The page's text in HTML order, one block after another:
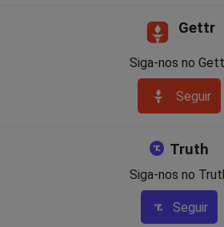
Gettr
Siga-nos no
Seguir
Truth
Siga-nos no
Seguir